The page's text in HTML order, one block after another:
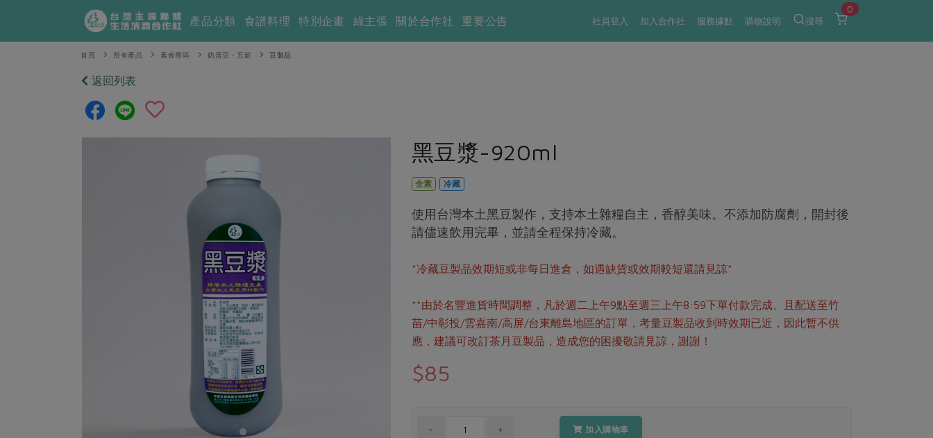
社員登入 加入合作社 服務據點 購物說明 搜尋
0
產品分類 食譜料理 特別企畫 綠主張 關於合作社 重要公告
首頁 所有產品 素食專區 奶蛋豆・五穀 豆製品
返回列表
黑豆漿-920ml
全素 冷藏
使用台灣本土黑豆製作，支持本土雜糧自主，香醇美味。不添加防腐劑，開封後
請儘速飲用完畢，並請全程保持冷藏。
*冷藏豆製品效期短或非每日進倉，如遇缺貨或效期較短還請見諒*
**由於名豐進貨時間調整，凡於週二上午9點至週三上午8:59下單付款完成、且配送至竹
苗/中彰投/雲嘉南/高屏/台東離島地區的訂單，考量豆製品收到時效期已近，因此暫不供
應，建議可改訂茶月豆製品，造成您的困擾敬請見諒，謝謝！
$85
加入購物車